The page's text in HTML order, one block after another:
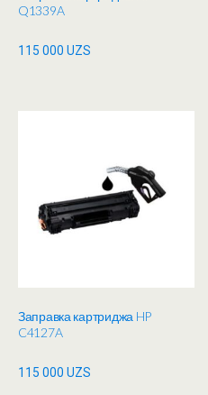
Q1339A
115 000 UZS
Заправка картриджа HP
C4127A
115 000 UZS